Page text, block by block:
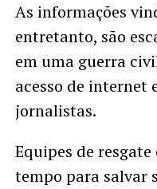
As informações
entretanto, são
em uma guerra
acesso de internet
jornalistas.
Equipes de
tempo para salvar